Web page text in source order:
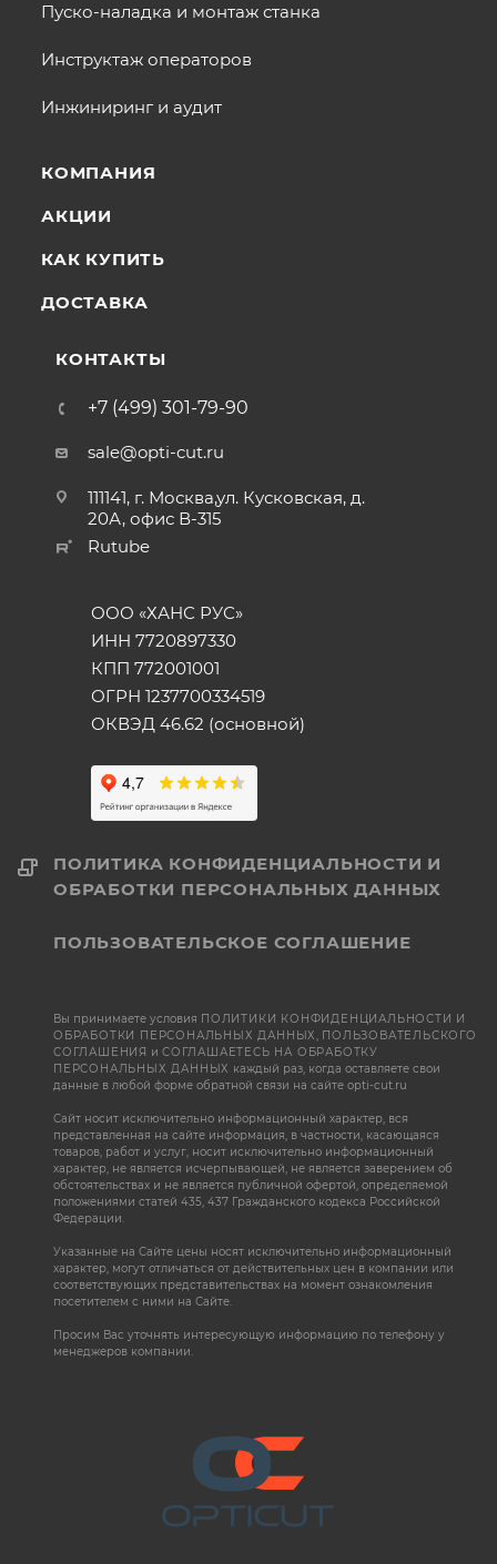
Пуско-наладка и монтаж станка
Инструктаж операторов
Инжиниринг и аудит
КОМПАНИЯ
АКЦИИ
КАК КУПИТЬ
ДОСТАВКА
КОНТАКТЫ
+7 (499) 301-79-90
sale@opti-cut.ru
111141, г. Москва,ул. Кусковская, д.
20А, офис В-315
Rutube
ООО «ХАНС РУС»
ИНН 7720897330
КПП 772001001
ОГРН 1237700334519
ОКВЭД 46.62 (основной)
ПОЛИТИКА КОНФИДЕНЦИАЛЬНОСТИ И
ОБРАБОТКИ ПЕРСОНАЛЬНЫХ ДАННЫХ
ПОЛЬЗОВАТЕЛЬСКОЕ СОГЛАШЕНИЕ
Вы принимаете условия ПОЛИТИКИ КОНФИДЕНЦИАЛЬНОСТИ И
ОБРАБОТКИ ПЕРСОНАЛЬНЫХ ДАННЫХ, ПОЛЬЗОВАТЕЛЬСКОГО
СОГЛАШЕНИЯ иСОГЛАШАЕТЕСЬ НА ОБРАБОТКУ
ПЕРСОНАЛЬНЫХ ДАННЫХ каждый раз, когда оставляете свои
данные в любой форме обратной связи на сайте opti-cut.ru
Сайт носит исключительно информационный характер, вся
представленная на сайте информация, в частности, касающаяся
товаров, работ и услуг, носит исключительно информационный
характер, не является исчерпывающей, не является заверением об
обстоятельствах и не является публичной офертой, определяемой
положениями статей 435, 437 Гражданского кодекса Российской
Федерации.
Указанные на Сайте цены носят исключительно информационный
характер, могут отличаться от действительных цен в компании или
соответствующих представительствах на момент ознакомления
посетителем с ними на Сайте.
Просим Вас уточнять интересующую информацию по телефону у
менеджеров компании.